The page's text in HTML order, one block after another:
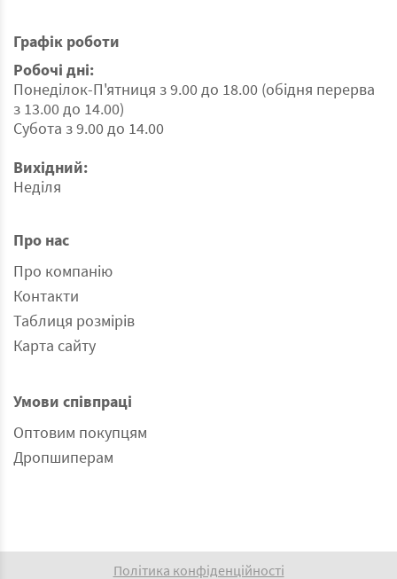
Графік роботи
Робочі дні:
Понеділок-П'ятниця з 9.00 до 18.00 (обідня перерва
з 13.00 до 14.00)
Субота з 9.00 до 14.00
Вихідний:
Неділя
Про нас
Про компанію
Контакти
Таблиця розмірів
Карта сайту
Умови співпраці
Оптовим покупцям
Дропшиперам
Політика конфіденційності